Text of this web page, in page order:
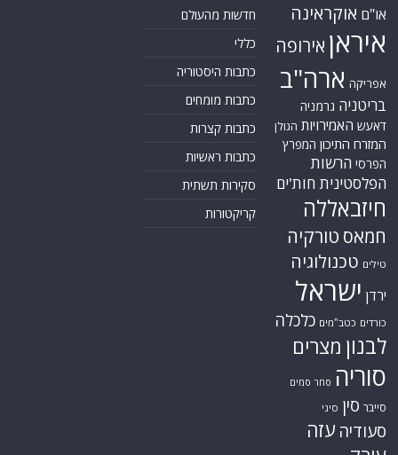
או"ם אוקראינה
איראן אירופה
אפריקה ארה"ב
בריטניה גרמניה
דאעש האמירויות הגולן
המזרח התיכון המפרץ
הפרסי הרשות
הפלסטינית חות'ים
חיזבאללה
חמאס טורקיה
טילים טכנולוגיה
ירדן ישראל
כורדים כטב"מים כלכלה
לבנון מצרים
סוריה סחר סמים
סייבר סין סיני
סעודיה עזה
חדשות מהעולם
כללי
כתבות היסטוריה
כתבות מומחים
כתבות קצרות
כתבות ראשיות
סקירות תשתית
קריקטורות